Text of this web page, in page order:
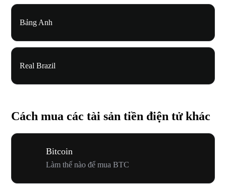
Bảng Anh
Real Brazil
Cách mua các tài sản tiền điện tử khác
Bitcoin
Làm thế nào để mua BTC